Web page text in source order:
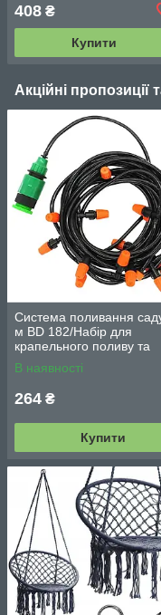
408 ₴
Купити
Акційні пропозиції
Система поливання
м BD 182/Набір для
крапельного поливу та
охолодження/комплект
поливання
В наявності
264 ₴
Купити